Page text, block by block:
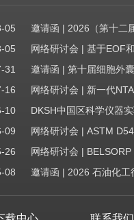
05
05
31
16
10
09
26
08